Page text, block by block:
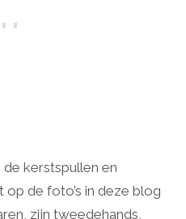
kerstspullen en
de foto’s in deze blog
zijn tweedehands,